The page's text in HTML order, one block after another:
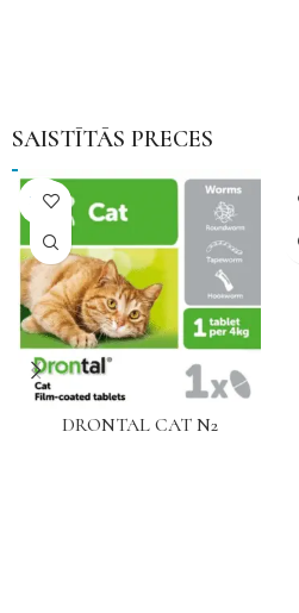
SAISTĪTĀS PRECES
NAV
DRONTAL CAT N2